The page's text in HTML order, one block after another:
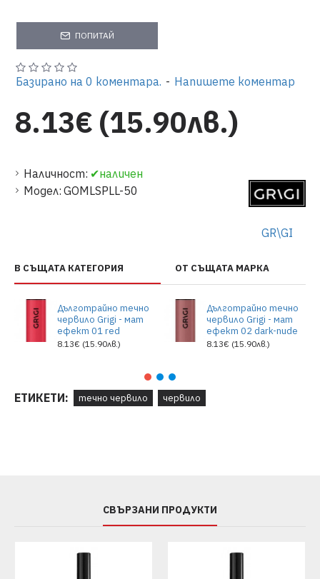
ПОПИТАЙ
Наличност: ✔наличен
Модел: GOMLSPLL-50
GR\GI
Базирано на 0 коментара. - Напишете коментар
8.13€ (15.90лв.)
В СЪЩАТА КАТЕГОРИЯ ОТ СЪЩАТА МАРКА
Дълготрайно течно
червило Grigi - мат
ефект 01 red
8.13€ (15.90лв.)
Дълготрайно течно
червило Grigi - мат
ефект 02 dark-nude
8.13€ (15.90лв.)
ЕТИКЕТИ: течно червило червило
СВЪРЗАНИ ПРОДУКТИ